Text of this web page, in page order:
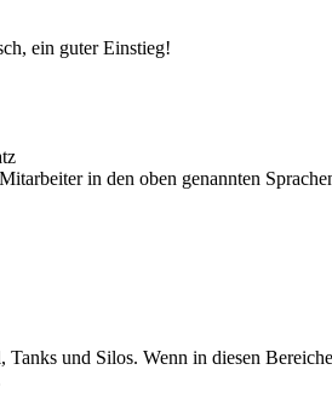
ein guter Einstieg!
in den oben genannten
Tanks und Silos. Wenn in diesen